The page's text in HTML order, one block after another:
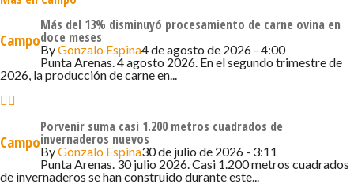
curso que ya supera los $1.175 millones en lo
que va de 2025, la cuenta pública destacó
avances en seguridad hídrica, inversión
productiva, juventudes rurales, transición
agroecológica, capacitación, comercialización y
Aumenta la inversión
Uno de los anuncios más relevantes fue la
aprobación de un suplemento de $3.200
millones por parte del Gobierno Regional,
Campo
Más del 13% disminuyó procesamiento de carne ovina en
doce meses
ByGonzalo Espina4 de agosto de 2026 - 4:00
Punta Arenas. 4 agosto 2026. En el segundo trimestre de
2026, la producción de carne en...
Campo
Porvenir suma casi 1.200 metros cuadrados de
invernaderos nuevos
ByGonzalo Espina30 de julio de 2026 - 3:11
Punta Arenas. 30 julio 2026. Casi 1.200 metros cuadrados
de invernaderos se han construido durante este...